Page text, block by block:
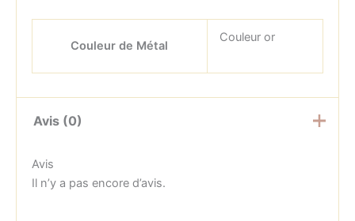
Couleur de Métal
Couleur or
Avis (0)
Avis
Il n’y a pas encore d’avis.